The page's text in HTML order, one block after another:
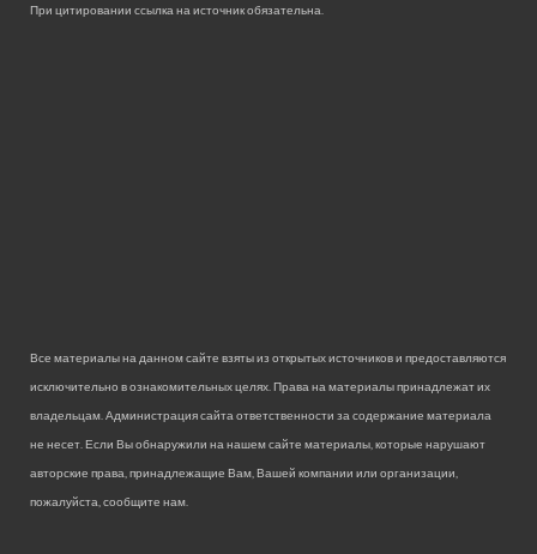
При цитировании ссылка на источник обязательна.
Все материалы на данном сайте взяты из открытых источников и предоставляются
исключительно в ознакомительных целях. Права на материалы принадлежат их
владельцам. Администрация сайта ответственности за содержание материала
не несет. Если Вы обнаружили на нашем сайте материалы, которые нарушают
авторские права, принадлежащие Вам, Вашей компании или организации,
пожалуйста, сообщите нам.